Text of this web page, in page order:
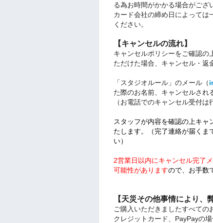
る為お時間がかかる場合がござ
カード会社の締め日によっては
ください。
【キャンセルの流れ】
キャンセルポリシーをご確認の
ただけた場合、キャンセル・返
「スタジオルール」のメール（
た際のお名前、キャンセルされ
（お電話でのキャンセル受付は
スタッフが内容を確認の上キ
たします。（完了連絡が届くま
い）
2営業日以内にキャンセル完了
可能性がありますので、お手数
【天災その他事情により、
ご購入いただきましたすべての
クレジットカード、PayPayの